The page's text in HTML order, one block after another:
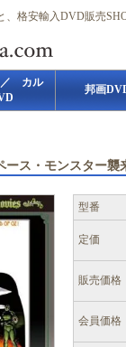
、格安輸入DVD販売
カル
邦画
ス・モンスター
型番
定価
販売価格
会員価格